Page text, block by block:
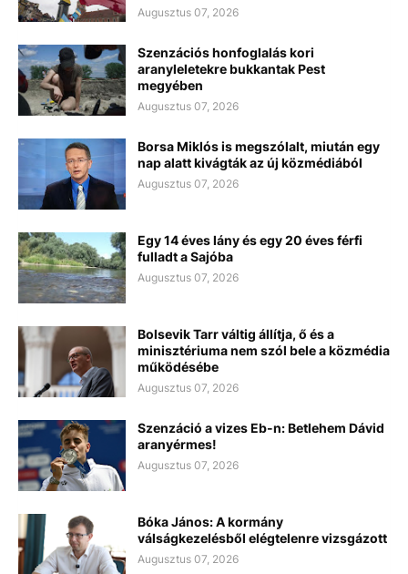
Augusztus 07, 2026
Szenzációs honfoglalás kori
aranyleletekre bukkantak Pest
megyében
Augusztus 07, 2026
Borsa Miklós is megszólalt, miután egy
nap alatt kivágták az új közmédiából
Augusztus 07, 2026
Egy 14 éves lány és egy 20 éves férfi
fulladt a Sajóba
Augusztus 07, 2026
Bolsevik Tarr váltig állítja, ő és a
minisztériuma nem szól bele a közmédia
működésébe
Augusztus 07, 2026
Szenzáció a vizes Eb-n: Betlehem Dávid
aranyérmes!
Augusztus 07, 2026
Bóka János: A kormány
válságkezelésből elégtelenre vizsgázott
Augusztus 07, 2026